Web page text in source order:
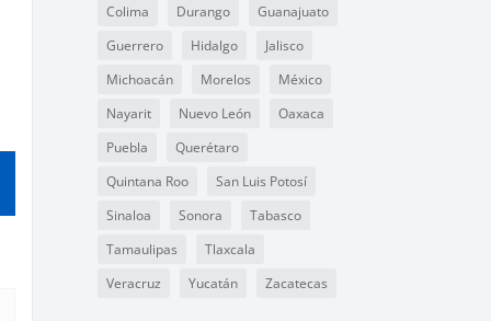
Colima
Durango
Guanajuato
Guerrero
Hidalgo
Jalisco
Michoacán
Morelos
México
Nayarit
Nuevo León
Oaxaca
Puebla
Querétaro
Quintana Roo
San Luis Potosí
Sinaloa
Sonora
Tabasco
Tamaulipas
Tlaxcala
Veracruz
Yucatán Zacatecas